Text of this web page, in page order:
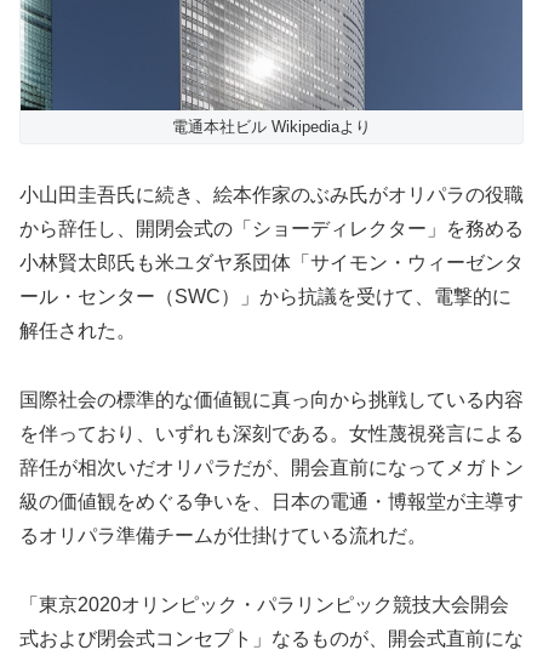
電通本社ビル Wikipediaより
小山田圭吾氏に続き、絵本作家のぶみ氏がオリパラの役職
から辞任し、開閉会式の「ショーディレクター」を務める
小林賢太郎氏も米ユダヤ系団体「サイモン・ウィーゼンタ
ール・センター（SWC）」から抗議を受けて、電撃的に
解任された。
国際社会の標準的な価値観に真っ向から挑戦している内容
を伴っており、いずれも深刻である。女性蔑視発言による
辞任が相次いだオリパラだが、開会直前になってメガトン
級の価値観をめぐる争いを、日本の電通・博報堂が主導す
るオリパラ準備チームが仕掛けている流れだ。
「東京2020オリンピック・パラリンピック競技大会開会
式および閉会式コンセプト」なるものが、開会式直前にな